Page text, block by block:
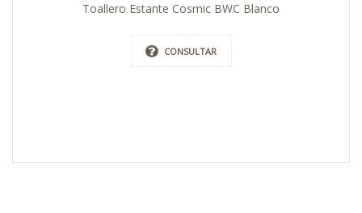
Toallero Estante Cosmic BWC Blanco
CONSULTAR